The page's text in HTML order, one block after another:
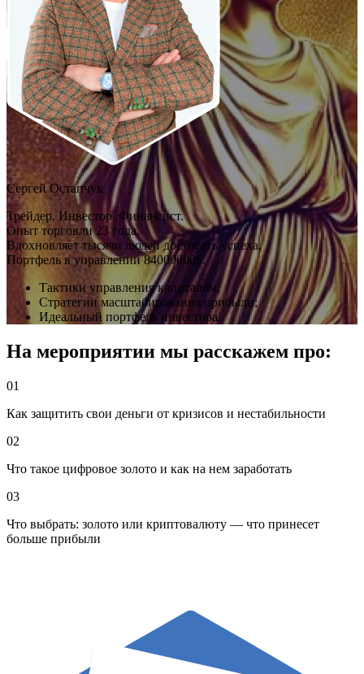
Сергей Остапчук
Трейдер. Инвестор. Финансист.
Опыт торговли 23 года.
Вдохновляет тысячи людей достигать успеха.
Портфель в управлении 84000000$.
Тактики управления капиталом;
Стратегии масштабирования прибыли;
Идеальный портфель инвестора.
На мероприятии мы расскажем про:
01
Как защитить свои деньги от кризисов и нестабильности
02
Что такое цифровое золото и как на нем заработать
03
Что выбрать: золото или криптовалюту — что принесет
больше прибыли